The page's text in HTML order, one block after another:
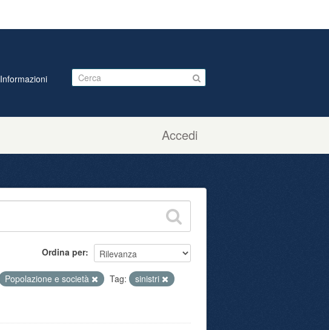
Accedi
Informazioni
Ordina per
Popolazione e società Tag:
sinistri